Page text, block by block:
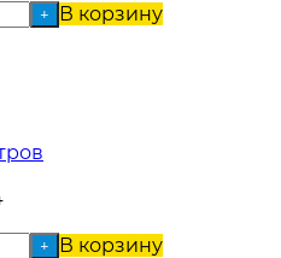
+ В корзину
+
В корзину